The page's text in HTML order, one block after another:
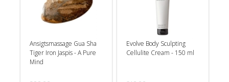
Ansigtsmassage Gua Sha
Tiger Iron Jaspis - A Pure
Mind
Evolve Body Sculpting
Cellulite Cream - 150 ml